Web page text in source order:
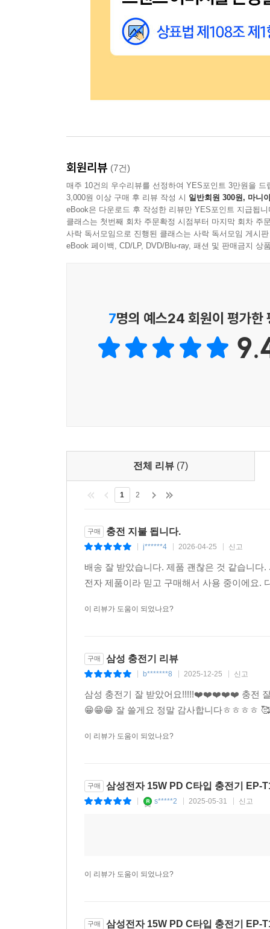
회원리뷰 (7건)
매주 10건의 우수리뷰를 선정하여 YES포인트 3만원을 드
3,000원 이상 구매 후 리뷰 작성 시 일반회원 300원, 마니
eBook은 다운로드 후 작성한 리뷰만 YES포인트 지급됩니
클래스는 첫번째 회차 주문확정 시점부터 마지막 회차 주
사락 독서모임으로 진행된 클래스는 사락 독서모임 게시
eBook 페이백, CD/LP, DVD/Blu-ray, 패션 및 판매금지 상
7명의 예스24 회원이 평가한
전체 리뷰 (7)
1 2
구매 충전 지불 됩니다.
j******4 2026-04-25 신고
배송 잘 받았습니다. 제품 괜찮은 것 같습니
전자 제품이라 믿고 구매해서 사용 중이에요.
이 리뷰가 도움이 되었나요?
구매 삼성 충전기 리뷰
b*******8 2025-12-25 신고
삼성 충전기 잘 받았어요!!!!!❤️❤️❤️❤️❤️ 충전 잘
😁😁😁 잘 쓸게요 정말 감사합니다ㅎㅎㅎㅎ
이 리뷰가 도움이 되었나요?
구매 삼성전자 15W PD C타입 충전기 EP-
s*****2 2025-05-31 신고
이 리뷰가 도움이 되었나요?
구매 삼성전자 15W PD C타입 충전기 EP-